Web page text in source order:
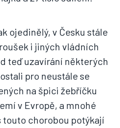
ojedinělý, v Česku stále
i jiných vládních
teď uzavírání některých
pro neustále se
na špici žebříčku
v Evropě, a mnohé
touto chorobou potýkají